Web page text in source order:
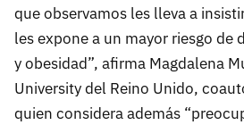
que observamos les lleva a
les expone a un mayor riesgo de
y obesidad”, afirma Magdalena
University del Reino Unido,
quien considera además